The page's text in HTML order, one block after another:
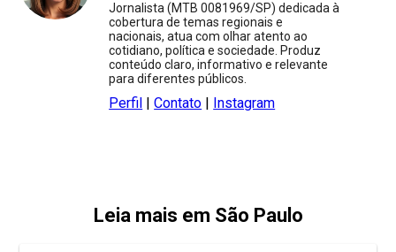
Jornalista (MTB 0081969/SP) dedicada à
cobertura de temas regionais e
nacionais, atua com olhar atento ao
cotidiano, política e sociedade. Produz
conteúdo claro, informativo e relevante
para diferentes públicos.
Perfil |Contato | Instagram
Leia mais em São Paulo